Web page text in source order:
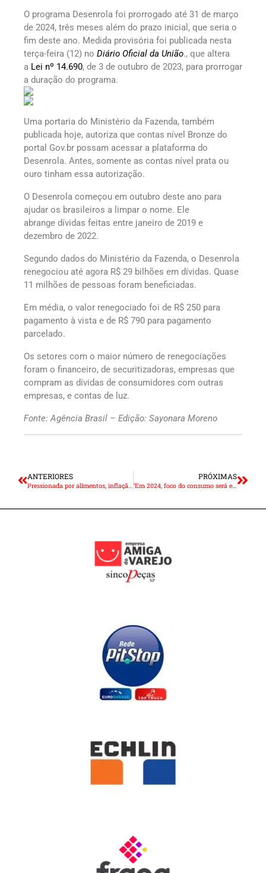
O programa Desenrola foi prorrogado até 31 de março
de 2024, três meses além do prazo inicial, que seria o
fim deste ano. Medida provisória foi publicada nesta
terça-feira (12) no Diário Oficial da União., que altera
a Lei nº 14.690, de 3 de outubro de 2023, para prorrogar
a duração do programa.
Uma portaria do Ministério da Fazenda, também
publicada hoje, autoriza que contas nível Bronze do
portal Gov.br possam acessar a plataforma do
Desenrola. Antes, somente as contas nível prata ou
ouro tinham essa autorização.
O Desenrola começou em outubro deste ano para
ajudar os brasileiros a limpar o nome. Ele
abrange dívidas feitas entre janeiro de 2019 e
dezembro de 2022.
Segundo dados do Ministério da Fazenda, o Desenrola
renegociou até agora R$ 29 bilhões em dívidas. Quase
11 milhões de pessoas foram beneficiadas.
Em média, o valor renegociado foi de R$ 250 para
pagamento à vista e de R$ 790 para pagamento
parcelado.
Os setores com o maior número de renegociações
foram o financeiro, de securitizadoras, empresas que
compram as dívidas de consumidores com outras
empresas, e contas de luz.
Fonte: Agência Brasil – Edição: Sayonara Moreno
ANTERIORES PRÓXIMAS
‘Em 2024, foco do consumo será em produtos essenciais’